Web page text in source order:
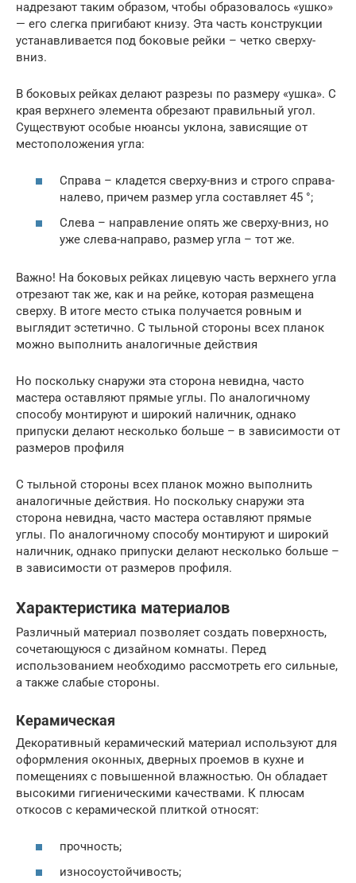
надрезают таким образом, чтобы образовалось «ушко»
— его слегка пригибают книзу. Эта часть конструкции
устанавливается под боковые рейки – четко сверху-
вниз.
В боковых рейках делают разрезы по размеру «ушка». С
края верхнего элемента обрезают правильный угол.
Существуют особые нюансы уклона, зависящие от
местоположения угла:
Справа – кладется сверху-вниз и строго справа-
налево, причем размер угла составляет 45 °;
Слева – направление опять же сверху-вниз, но
уже слева-направо, размер угла – тот же.
Важно! На боковых рейках лицевую часть верхнего угла
отрезают так же, как и на рейке, которая размещена
сверху. В итоге место стыка получается ровным и
выглядит эстетично. С тыльной стороны всех планок
можно выполнить аналогичные действия
Но поскольку снаружи эта сторона невидна, часто
мастера оставляют прямые углы. По аналогичному
способу монтируют и широкий наличник, однако
припуски делают несколько больше – в зависимости от
размеров профиля
С тыльной стороны всех планок можно выполнить
аналогичные действия. Но поскольку снаружи эта
сторона невидна, часто мастера оставляют прямые
углы. По аналогичному способу монтируют и широкий
наличник, однако припуски делают несколько больше –
в зависимости от размеров профиля.
Характеристика материалов
Различный материал позволяет создать поверхность,
сочетающуюся с дизайном комнаты. Перед
использованием необходимо рассмотреть его сильные,
а также слабые стороны.
Керамическая
Декоративный керамический материал используют для
оформления оконных, дверных проемов в кухне и
помещениях с повышенной влажностью. Он обладает
высокими гигиеническими качествами. К плюсам
откосов с керамической плиткой относят:
прочность;
износоустойчивость;